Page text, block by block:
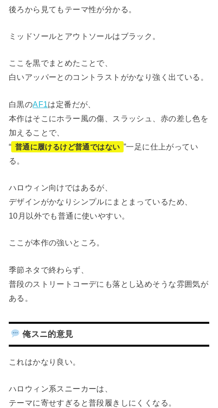
後ろから見てもテーマ性が分かる。
ミッドソールとアウトソールはブラック。
ここを黒でまとめたことで、
白いアッパーとのコントラストがかなり強く出ている。
白黒のAF1は定番だが、
本作はそこにホラー風の傷、スラッシュ、赤の差し色を
加えることで、
“ 普通に履けるけど普通ではない ”一足に仕上がってい
る。
ハロウィン向けではあるが、
デザインがかなりシンプルにまとまっているため、
10月以外でも普通に使いやすい。
ここが本作の強いところ。
季節ネタで終わらず、
普段のストリートコーデにも落とし込めそうな雰囲気が
ある。
俺スニ的意見
これはかなり良い。
ハロウィン系スニーカーは、
テーマに寄せすぎると普段履きしにくくなる。